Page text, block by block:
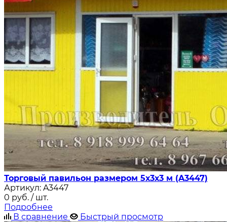
Торговый павильон размером 5х3х3 м (A3447)
Артикул: A3447
0 руб. / шт.
Подробнее
В сравнение
Быстрый просмотр